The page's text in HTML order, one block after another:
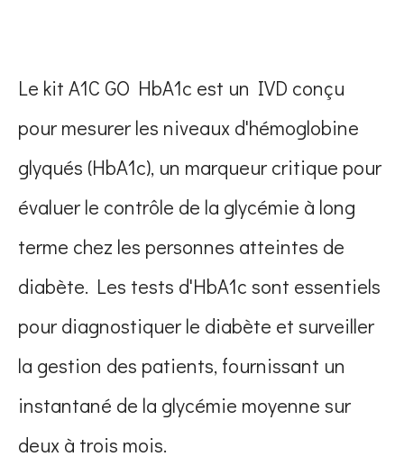
Le kit A1C GO HbA1c est un IVD conçu
pour mesurer les niveaux d'hémoglobine
glyqués (HbA1c), un marqueur critique pour
évaluer le contrôle de la glycémie à long
terme chez les personnes atteintes de
diabète. Les tests d'HbA1c sont essentiels
pour diagnostiquer le diabète et surveiller
la gestion des patients, fournissant un
instantané de la glycémie moyenne sur
deux à trois mois.